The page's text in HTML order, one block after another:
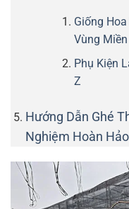
Giống
Vùng Miền
Phụ Kiện
Z
Hướng Dẫn Ghé
Nghiệm Hoàn Hảo